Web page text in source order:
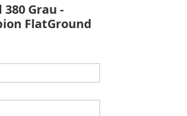
Grau -
FlatGround